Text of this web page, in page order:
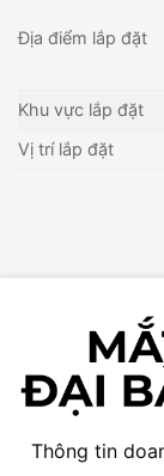
Địa điểm lắp đặt
Khu vực lắp đặt
Vị trí lắp đặt
Thông tin